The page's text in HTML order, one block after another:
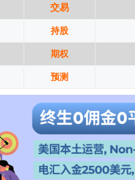
交易
持股
期权
预测